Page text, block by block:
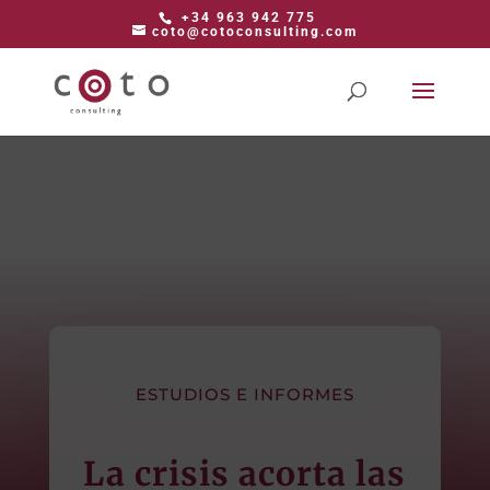
+34 963 942 775
coto@cotoconsulting.com
ESTUDIOS E INFORMES
La crisis acorta las